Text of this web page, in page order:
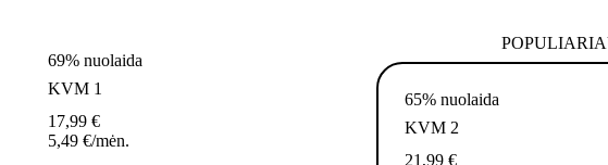
69% nuolaida
KVM 1
17,99 €
5,49 €/mėn.
65% nuolaida
KVM 2
21,99 €